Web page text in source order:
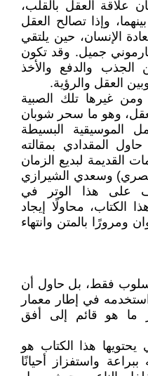
علاقة العقل بالقلب،
وإذا تصالح العقل
الإنسان، حين يلتقي
جميل. وقد تكون
الجذب والدفع والأخذ
العقل والرؤية.
ومن غيرها تلك الصبية
وهو ما سحر شوبان
الموسيقية البسيطة
المقدادي بمقالته
القديمة لبديع الزمان
وسعدي الشيرازي
على هذا الوتر في
الكتاب، محاولًا إيجاد
ومرورًا بالمتن وانتهاء
فقط، بل حاول أن
في إطار معمار
ما هو قائم إلى أفق
يحتويها هذا الكتاب هو
واستفزاز أحيانًا